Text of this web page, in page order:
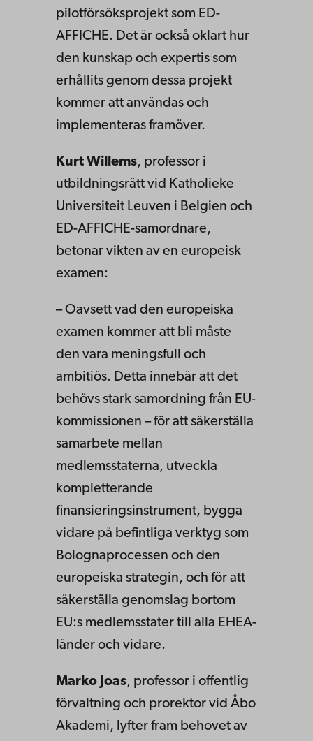
pilotförsöksprojekt som ED-
AFFICHE. Det är också oklart hur
den kunskap och expertis som
erhållits genom dessa projekt
kommer att användas och
implementeras framöver.
Kurt Willems, professor i
utbildningsrätt vid Katholieke
Universiteit Leuven i Belgien och
ED-AFFICHE-samordnare,
betonar vikten av en europeisk
examen:
– Oavsett vad den europeiska
examen kommer att bli måste
den vara meningsfull och
ambitiös. Detta innebär att det
behövs stark samordning från EU-
kommissionen – för att säkerställa
samarbete mellan
medlemsstaterna, utveckla
kompletterande
finansieringsinstrument, bygga
vidare på befintliga verktyg som
Bolognaprocessen och den
europeiska strategin, och för att
säkerställa genomslag bortom
EU:s medlemsstater till alla EHEA-
länder och vidare.
Marko Joas, professor i offentlig
förvaltning och prorektor vid Åbo
Akademi, lyfter fram behovet av